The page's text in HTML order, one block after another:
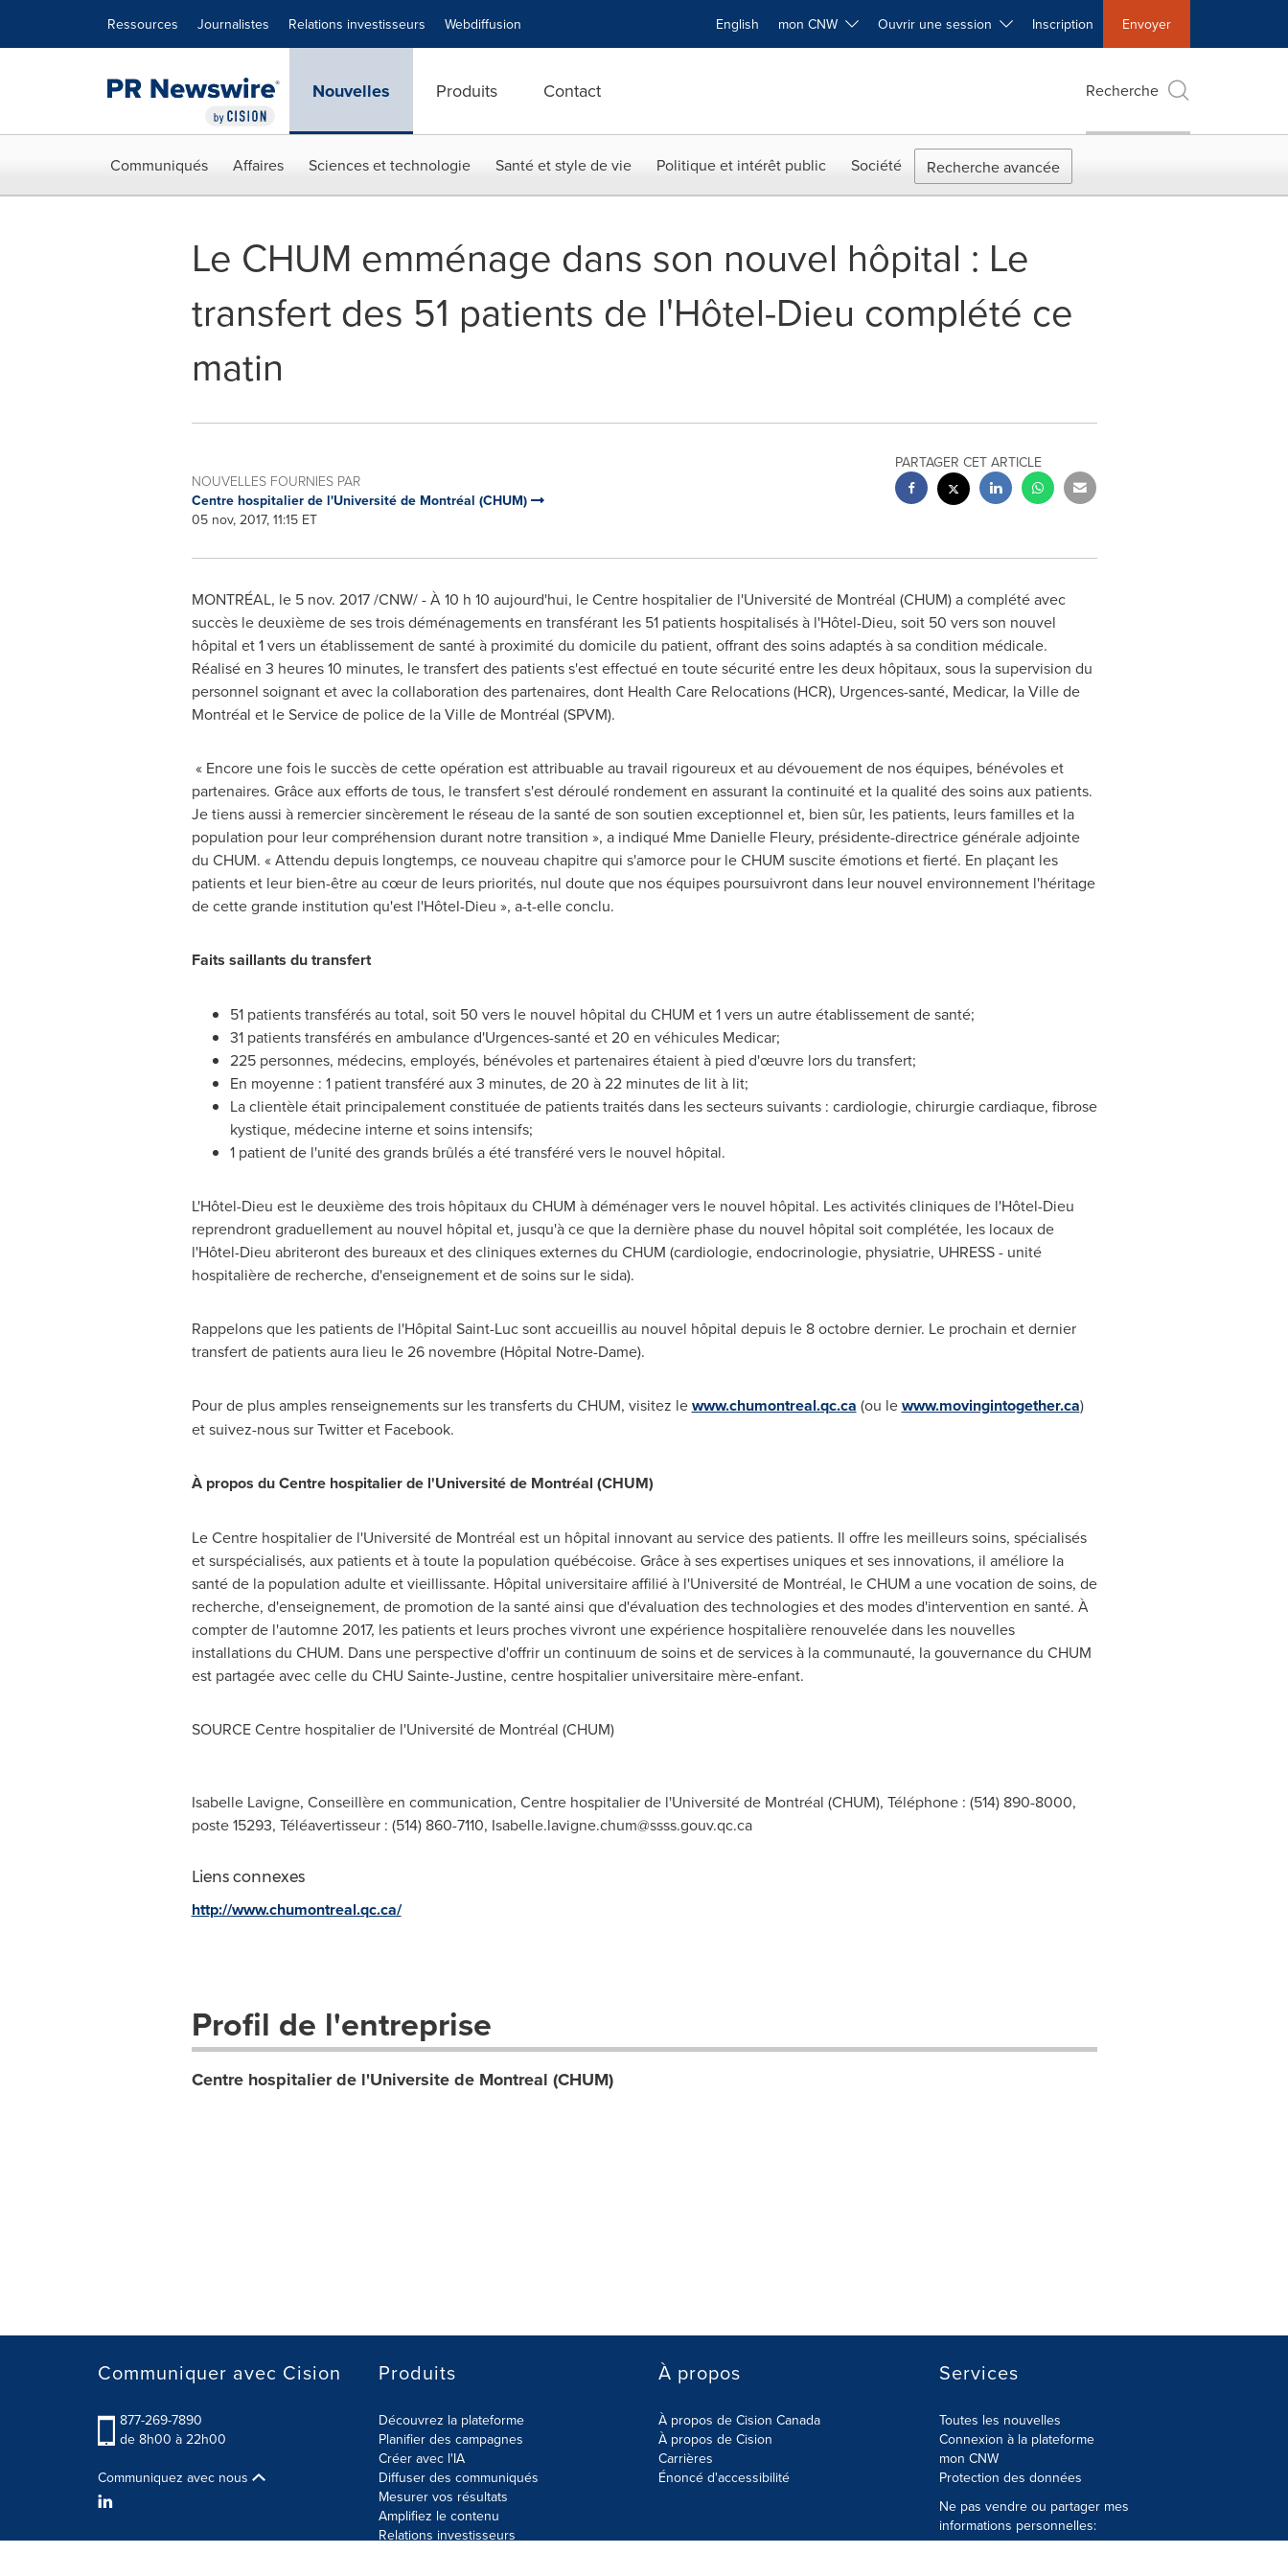
Ressources Journalistes Relations investisseurs Webdiffusion English mon CNW Ouvrir une session Inscription Envoyer
Nouvelles Produits Contact Recherche
Communiqués Affaires Sciences et technologie Santé et style de vie Politique et intérêt public Société Recherche avancée
Le CHUM emménage dans son nouvel hôpital : Le
transfert des 51 patients de l'Hôtel-Dieu complété ce
matin
NOUVELLES FOURNIES PAR
Centre hospitalier de l'Université de Montréal (CHUM)
05 nov, 2017, 11:15 ET
PARTAGER CET ARTICLE
MONTRÉAL, le 5 nov. 2017/CNW/ - À 10 h 10 aujourd'hui, le Centre hospitalier de l'Université de Montréal (CHUM) a complété avec
succès le deuxième de ses trois déménagements en transférant les 51 patients hospitalisés à l'Hôtel-Dieu, soit 50 vers son nouvel
hôpital et 1 vers un établissement de santé à proximité du domicile du patient, offrant des soins adaptés à sa condition médicale.
Réalisé en 3 heures 10 minutes, le transfert des patients s'est effectué en toute sécurité entre les deux hôpitaux, sous la supervision du
personnel soignant et avec la collaboration des partenaires, dont Health Care Relocations (HCR), Urgences-santé, Medicar, la Ville de
Montréal et le Service de police de la Ville de Montréal (SPVM).
« Encore une fois le succès de cette opération est attribuable au travail rigoureux et au dévouement de nos équipes, bénévoles et
partenaires. Grâce aux efforts de tous, le transfert s'est déroulé rondement en assurant la continuité et la qualité des soins aux patients.
Je tiens aussi à remercier sincèrement le réseau de la santé de son soutien exceptionnel et, bien sûr, les patients, leurs familles et la
population pour leur compréhension durant notre transition », a indiqué Mme Danielle Fleury, présidente-directrice générale adjointe
du CHUM. « Attendu depuis longtemps, ce nouveau chapitre qui s'amorce pour le CHUM suscite émotions et fierté. En plaçant les
patients et leur bien-être au cœur de leurs priorités, nul doute que nos équipes poursuivront dans leur nouvel environnement l'héritage
de cette grande institution qu'est l'Hôtel-Dieu », a-t-elle conclu.
Faits saillants du transfert
51 patients transférés au total, soit 50 vers le nouvel hôpital du CHUM et 1 vers un autre établissement de santé;
31 patients transférés en ambulance d'Urgences-santé et 20 en véhicules Medicar;
225 personnes, médecins, employés, bénévoles et partenaires étaient à pied d'œuvre lors du transfert;
En moyenne : 1 patient transféré aux 3 minutes, de 20 à 22 minutes de lit à lit;
La clientèle était principalement constituée de patients traités dans les secteurs suivants : cardiologie, chirurgie cardiaque, fibrose
kystique, médecine interne et soins intensifs;
1 patient de l'unité des grands brûlés a été transféré vers le nouvel hôpital.
L'Hôtel-Dieu est le deuxième des trois hôpitaux du CHUM à déménager vers le nouvel hôpital. Les activités cliniques de l'Hôtel-Dieu
reprendront graduellement au nouvel hôpital et, jusqu'à ce que la dernière phase du nouvel hôpital soit complétée, les locaux de
l'Hôtel-Dieu abriteront des bureaux et des cliniques externes du CHUM (cardiologie, endocrinologie, physiatrie, UHRESS - unité
hospitalière de recherche, d'enseignement et de soins sur le sida).
Rappelons que les patients de l'Hôpital Saint-Lucsont accueillis au nouvel hôpital depuis le 8 octobre dernier. Le prochain et dernier
transfert de patients aura lieu le 26 novembre (Hôpital Notre-Dame).
Pour de plus amples renseignements sur les transferts du CHUM, visitez lewww.chumontreal.qc.ca (ou lewww.movingintogether.ca)
et suivez-nous sur Twitter et Facebook.
À propos du Centre hospitalier de l'Université de Montréal (CHUM)
Le Centre hospitalier de l'Université de Montréal est un hôpital innovant au service des patients. Il offre les meilleurs soins, spécialisés
et surspécialisés, aux patients et à toute la population québécoise. Grâce à ses expertises uniques et ses innovations, il améliore la
santé de la population adulte et vieillissante. Hôpital universitaire affilié à l'Université de Montréal, le CHUM a une vocation de soins, de
recherche, d'enseignement, de promotion de la santé ainsi que d'évaluation des technologies et des modes d'intervention en santé. À
compter de l'automne 2017, les patients et leurs proches vivront une expérience hospitalière renouvelée dans les nouvelles
installations du CHUM. Dans une perspective d'offrir un continuum de soins et de services à la communauté, la gouvernance du CHUM
est partagée avec celle du CHU Sainte-Justine, centre hospitalier universitaire mère-enfant.
SOURCE Centre hospitalier de l'Université de Montréal (CHUM)
Isabelle Lavigne, Conseillère en communication, Centre hospitalier de l'Université de Montréal (CHUM), Téléphone : (514) 890-8000,
poste 15293, Téléavertisseur : (514) 860-7110, Isabelle.lavigne.chum@ssss.gouv.qc.ca
Liens connexes
http://www.chumontreal.qc.ca/
Profil de l'entreprise
Centre hospitalier de l'Universite de Montreal (CHUM)
Communiquer avec Cision
877-269-7890
de 8h00 à 22h00
Communiquez avec nous
Produits
Découvrez la plateforme
Planifier des campagnes
Créer avec l'IA
Diffuser des communiqués
Mesurer vos résultats
Amplifiez le contenu
Relations investisseurs
À propos
À propos de Cision Canada
À propos de Cision
Carrières
Énoncé d'accessibilité
Services
Toutes les nouvelles
Connexion à la plateforme
mon CNW
Protection des données
Ne pas vendre ou partager mes
informations personnelles: